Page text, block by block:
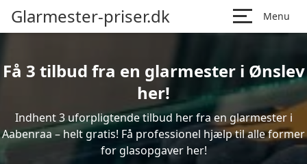
Glarmester-priser.dk Menu
Få 3 tilbud fra en glarmester i Ønslev
her!
Indhent 3 uforpligtende tilbud her fra en glarmester i
Aabenraa – helt gratis! Få professionel hjælp til alle former
for glasopgaver her!